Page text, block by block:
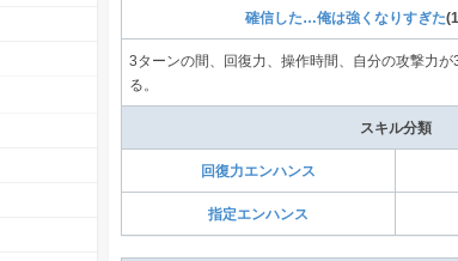
確信した…俺は強くなりすぎた
3ターンの間、回復力、操作時間、自分の攻撃力
る。
スキル分類
回復力エンハンス
指定エンハンス